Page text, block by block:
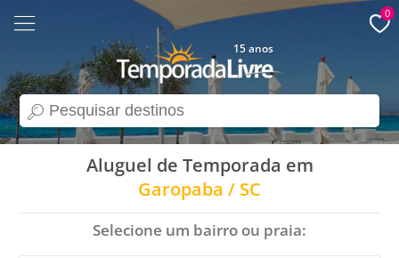
search
15 anos
0
Aluguel de Temporada em
Garopaba / SC
Selecione um bairro ou praia: